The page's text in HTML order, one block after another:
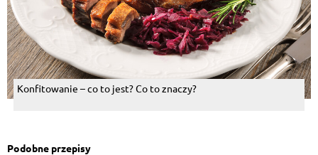
Konfitowanie – co to jest? Co to znaczy?
Podobne przepisy